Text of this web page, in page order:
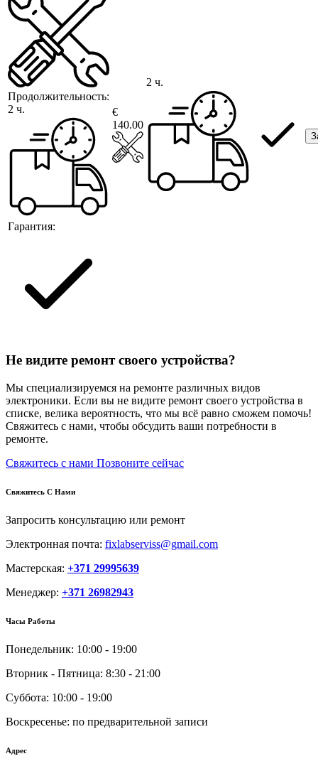
Продолжительность:
2 ч.
Гарантия:
€
140.00
2 ч.
Не видите ремонт своего устройства?
Мы специализируемся на ремонте различных видов
электроники. Если вы не видите ремонт своего устройства в
списке, велика вероятность, что мы всё равно сможем помочь!
Свяжитесь с нами, чтобы обсудить ваши потребности в
ремонте.
Свяжитесь с нами Позвоните сейчас
Свяжитесь С Нами
Запросить консультацию или ремонт
Электронная почта: fixlabserviss@gmail.com
Мастерская: +371 29995639
Менеджер: +371 26982943
Часы Работы
Понедельник: 10:00 - 19:00
Вторник - Пятница: 8:30 - 21:00
Суббота: 10:00 - 19:00
Воскресенье: по предварительной записи
Адрес